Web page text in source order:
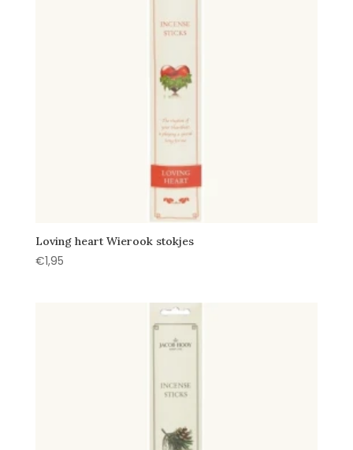
Loving heart Wierook stokjes
€1,95